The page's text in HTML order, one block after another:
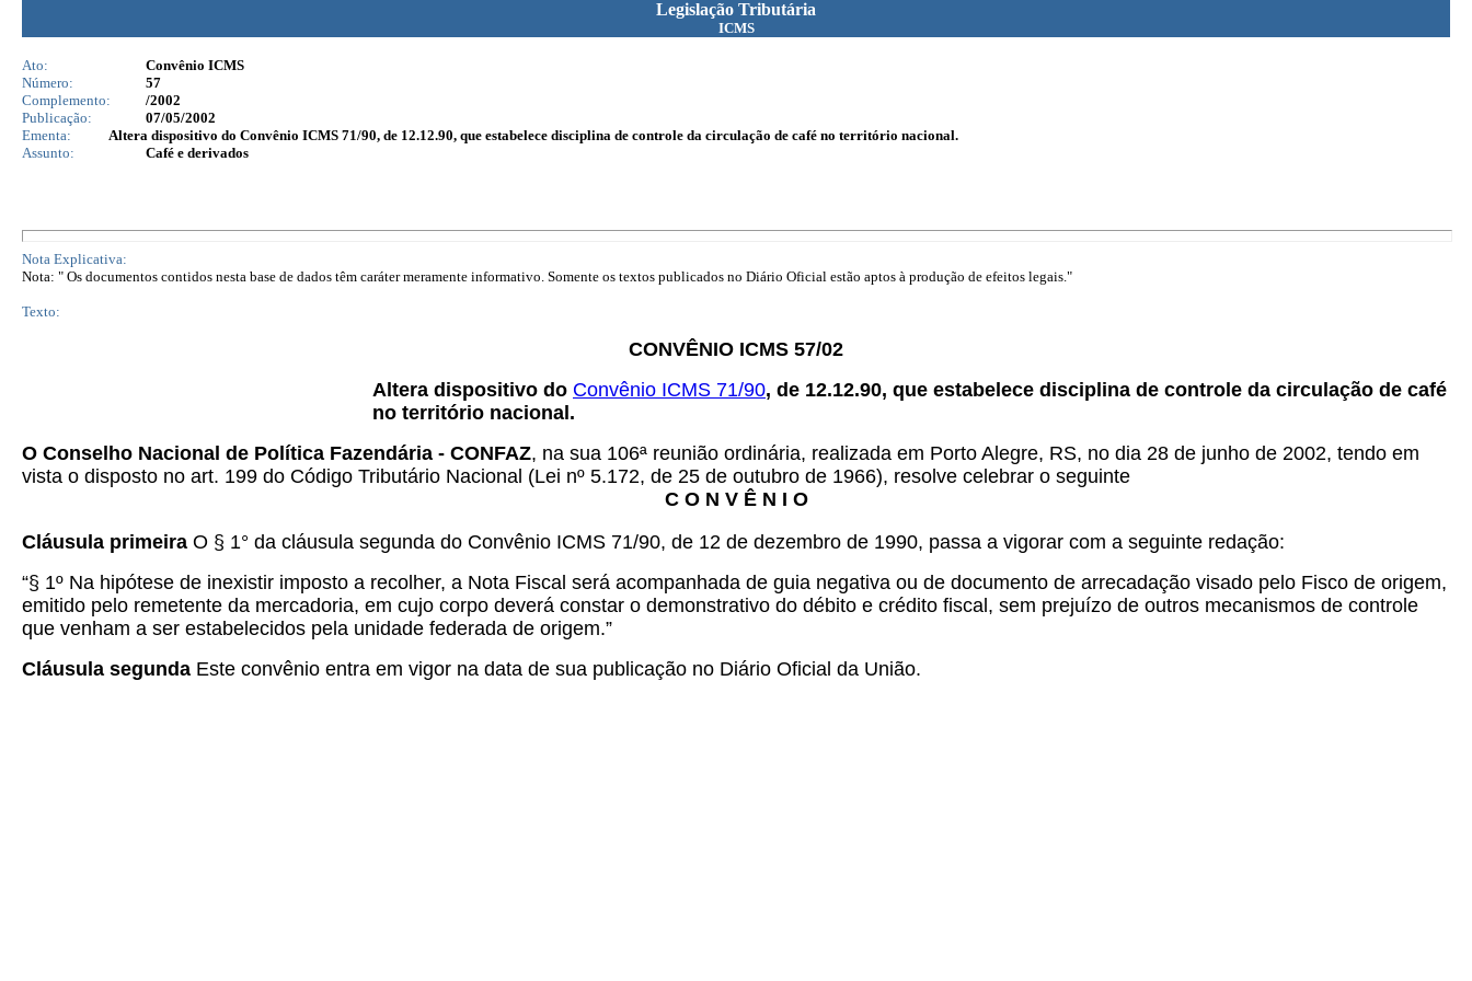
Legislação Tributária
ICMS
Ato:
Convênio ICMS
Número:
57
Complemento:
/2002
Publicação:
07/05/2002
Ementa:
Altera dispositivo do Convênio ICMS 71/90, de 12.12.90, que estabelece disciplina de controle da circulação de café no território nacional.
Assunto:
Café e derivados
Nota Explicativa:
Nota: " Os documentos contidos nesta base de dados têm caráter meramente informativo. Somente os textos publicados no Diário Oficial estão aptos à produção de efeitos legais."
Texto:
CONVÊNIO ICMS 57/02
Altera dispositivo do Convênio ICMS 71/90, de 12.12.90, que estabelece disciplina de controle da circulação de café
no território nacional.
O Conselho Nacional de Política Fazendária - CONFAZ, na sua 106ª reunião ordinária, realizada em Porto Alegre, RS, no dia 28 de junho de 2002, tendo em
vista o disposto no art. 199 do Código Tributário Nacional (Lei nº 5.172, de 25 de outubro de 1966), resolve celebrar o seguinte
C O N V Ê N I O
Cláusula primeira O § 1° da cláusula segunda do Convênio ICMS 71/90, de 12 de dezembro de 1990, passa a vigorar com a seguinte redação:
“§ 1º Na hipótese de inexistir imposto a recolher, a Nota Fiscal será acompanhada de guia negativa ou de documento de arrecadação visado pelo Fisco de origem,
emitido pelo remetente da mercadoria, em cujo corpo deverá constar o demonstrativo do débito e crédito fiscal, sem prejuízo de outros mecanismos de controle
que venham a ser estabelecidos pela unidade federada de origem.”
Cláusula segunda Este convênio entra em vigor na data de sua publicação no Diário Oficial da União.